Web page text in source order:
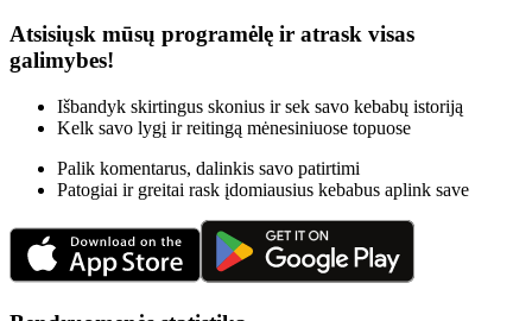
Atsisiųsk mūsų programėlę ir atrask visas
galimybes!
Išbandyk skirtingus skonius ir sek savo kebabų istoriją
Kelk savo lygį ir reitingą mėnesiniuose topuose
Palik komentarus, dalinkis savo patirtimi
Patogiai ir greitai rask įdomiausius kebabus aplink save